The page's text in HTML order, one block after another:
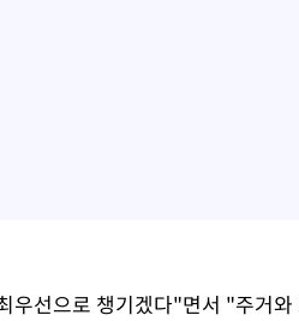
우선으로 챙기겠다"면서 "주거